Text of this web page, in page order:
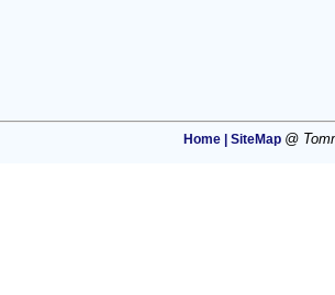
Home | SiteMap @